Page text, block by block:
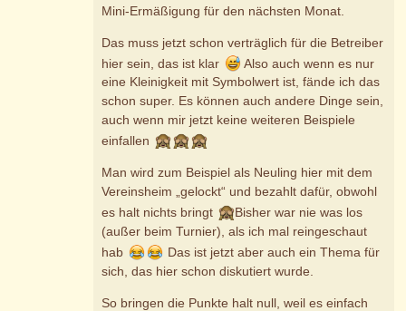
Mini-Ermäßigung für den nächsten Monat.
Das muss jetzt schon verträglich für die Betreiber
hier sein, das ist klar
Also auch wenn es nur
eine Kleinigkeit mit Symbolwert ist, fände ich das
schon super. Es können auch andere Dinge sein,
auch wenn mir jetzt keine weiteren Beispiele
einfallen
Man wird zum Beispiel als Neuling hier mit dem
Vereinsheim „gelockt“ und bezahlt dafür, obwohl
es halt nichts bringt
Bisher war nie was los
(außer beim Turnier), als ich mal reingeschaut
hab
Das ist jetzt aber auch ein Thema für
sich, das hier schon diskutiert wurde.
So bringen die Punkte halt null, weil es einfach